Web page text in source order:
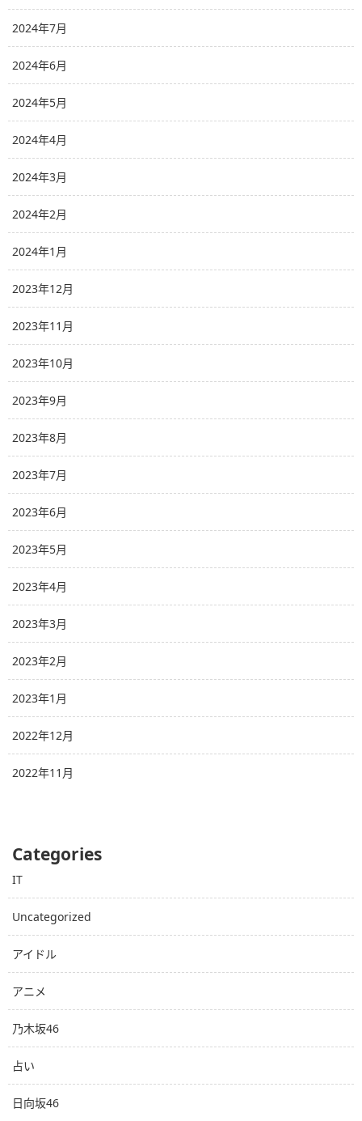
2024年7月
2024年6月
2024年5月
2024年4月
2024年3月
2024年2月
2024年1月
2023年12月
2023年11月
2023年10月
2023年9月
2023年8月
2023年7月
2023年6月
2023年5月
2023年4月
2023年3月
2023年2月
2023年1月
2022年12月
2022年11月
Categories
IT
Uncategorized
アイドル
アニメ
乃木坂46
占い
日向坂46